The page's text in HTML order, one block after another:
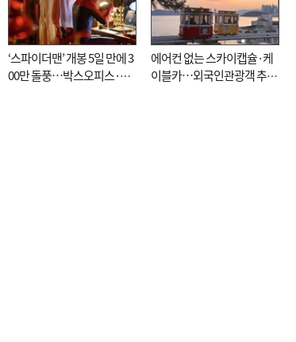
‘스파이더맨’ 개봉 5일 만에 3
00만 돌풍…박스오피스·예
에어컨 없는 스카이캡슐·케
이블카…외국인관광객 추억